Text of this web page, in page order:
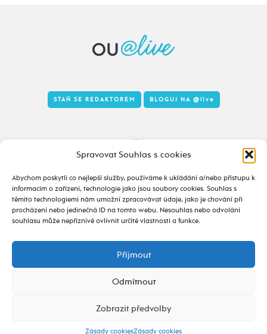
Spravovat Souhlas s cookies
Abychom poskytli co nejlepší služby, používáme k ukládání a/nebo přístupu k
informacím o zařízení, technologie jako jsou soubory cookies. Souhlas s
těmito technologiemi nám umožní zpracovávat údaje, jako je chování při
procházení nebo jedinečná ID na tomto webu. Nesouhlas nebo odvolání
souhlasu může nepříznivě ovlivnit určité vlastnosti a funkce.
Příjmout
Odmítnout
Zobrazit předvolby
Zásady cookiesZásady cookies
Tady to taky žije
alive.osu.cz- ISSN 2695-0022
design od
STAŇ SE REDAKTOREM BLOGUJ NA @live